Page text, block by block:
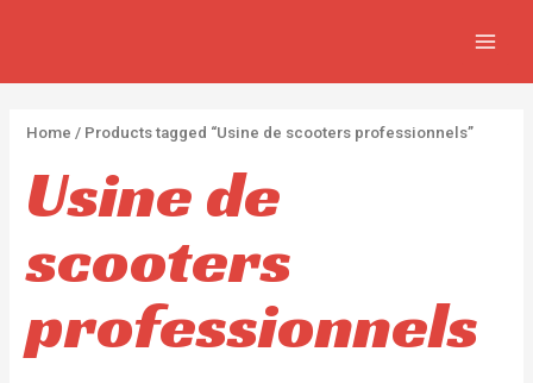
r
u
c
t
r
u
c
t
r
u
c
t
Home / Products tagged “Usine de scooters professionnels”
Usine de
scooters
professionnels